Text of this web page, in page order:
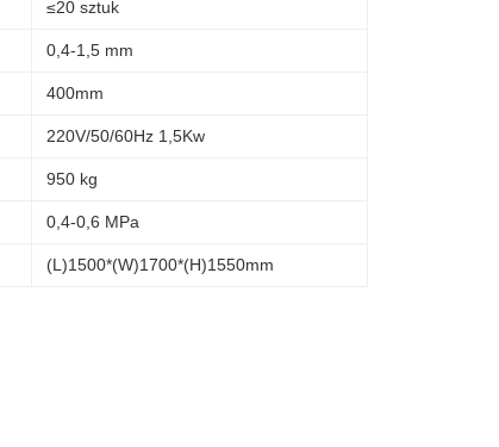
≤20 sztuk
0,4-1,5 mm
400mm
220V/50/60Hz 1,5Kw
950 kg
0,4-0,6 MPa
(L)1500*(W)1700*(H)1550mm